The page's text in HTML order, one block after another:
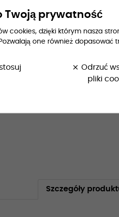
Szczegóły
Twoją prywatność
cookies, dzięki którym nasza
one również dopasować
clear Odrzuć
pliki